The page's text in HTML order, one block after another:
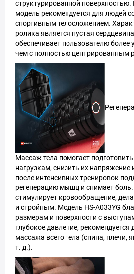
структурированной поверхностью.
модель рекомендуется для людей
спортивным телосложением.
ролика является пустая
обеспечивает пользователю более
чем с полностью центрированным
Массаж тела помогает
нагрузкам, снизить их напряжение
после интенсивных тренировок
регенерацию мышц и снимает
стимулирует кровообращение,
и стройным. Модель HS-A033YG
размерам и поверхности с
глубокое давление, рекомендуется
массажа всего тела (спина, плечи,
т. д.).